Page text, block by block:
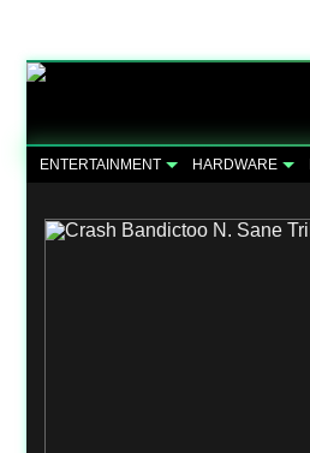
ENTERTAINMENT HARDWARE